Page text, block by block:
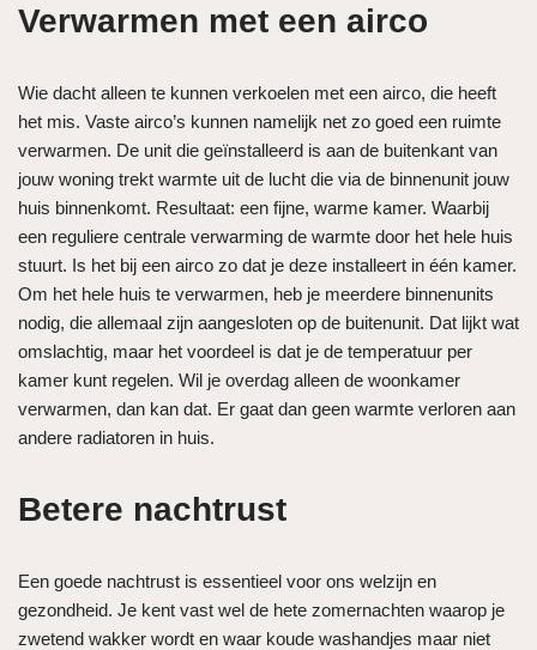
Verwarmen met een airco
Wie dacht alleen te kunnen verkoelen met een airco, die heeft
het mis. Vaste airco’s kunnen namelijk net zo goed een ruimte
verwarmen. De unit die geïnstalleerd is aan de buitenkant van
jouw woning trekt warmte uit de lucht die via de binnenunit jouw
huis binnenkomt. Resultaat: een fijne, warme kamer. Waarbij
een reguliere centrale verwarming de warmte door het hele huis
stuurt. Is het bij een airco zo dat je deze installeert in één kamer.
Om het hele huis te verwarmen, heb je meerdere binnenunits
nodig, die allemaal zijn aangesloten op de buitenunit. Dat lijkt wat
omslachtig, maar het voordeel is dat je de temperatuur per
kamer kunt regelen. Wil je overdag alleen de woonkamer
verwarmen, dan kan dat. Er gaat dan geen warmte verloren aan
andere radiatoren in huis.
Betere nachtrust
Een goede nachtrust is essentieel voor ons welzijn en
gezondheid. Je kent vast wel de hete zomernachten waarop je
zwetend wakker wordt en waar koude washandjes maar niet